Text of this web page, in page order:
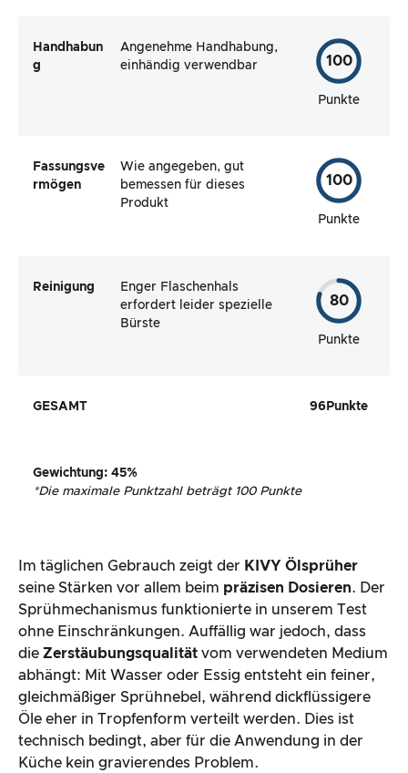
Handhabun
g
Angenehme Handhabung,
einhändig verwendbar
100
Punkte
Fassungsve
rmögen
Wie angegeben, gut
bemessen für dieses
Produkt
100
Punkte
Reinigung
Enger Flaschenhals
erfordert leider spezielle
Bürste
80
Punkte
GESAMT 96 Punkte
Gewichtung: 45%
*Die maximale Punktzahl beträgt 100 Punkte
Im täglichen Gebrauch zeigt der KIVY Ölsprüher
seine Stärken vor allem beim präzisen Dosieren. Der
Sprühmechanismus funktionierte in unserem Test
ohne Einschränkungen. Auffällig war jedoch, dass
die Zerstäubungsqualität vom verwendeten Medium
abhängt: Mit Wasser oder Essig entsteht ein feiner,
gleichmäßiger Sprühnebel, während dickflüssigere
Öle eher in Tropfenform verteilt werden. Dies ist
technisch bedingt, aber für die Anwendung in der
Küche kein gravierendes Problem.